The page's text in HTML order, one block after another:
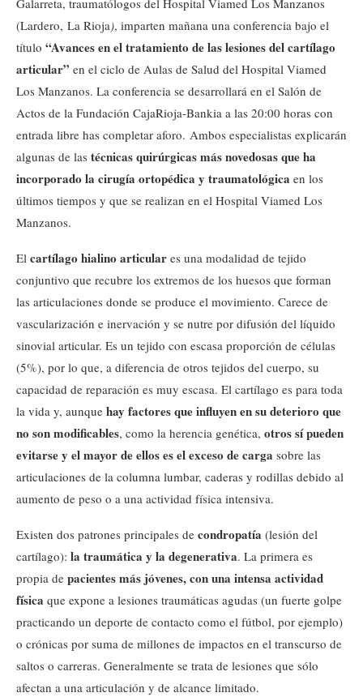
Galarreta, traumatólogos del Hospital Viamed Los Manzanos
(Lardero, La Rioja), imparten mañana una conferencia bajo el
título “Avances en el tratamiento de las lesiones del cartílago
articular” en el ciclo de Aulas de Salud del Hospital Viamed
Los Manzanos. La conferencia se desarrollará en el Salón de
Actos de la Fundación CajaRioja-Bankia a las 20:00 horas con
entrada libre has completar aforo. Ambos especialistas explicarán
algunas de las técnicas quirúrgicas más novedosas que ha
incorporado la cirugía ortopédica y traumatológica en los
últimos tiempos y que se realizan en el Hospital Viamed Los
Manzanos.
El cartílago hialino articular es una modalidad de tejido
conjuntivo que recubre los extremos de los huesos que forman
las articulaciones donde se produce el movimiento. Carece de
vascularización e inervación y se nutre por difusión del líquido
sinovial articular. Es un tejido con escasa proporción de células
(5%), por lo que, a diferencia de otros tejidos del cuerpo, su
capacidad de reparación es muy escasa. El cartílago es para toda
la vida y, aunque hay factores que influyen en su deterioro que
no son modificables, como la herencia genética, otros sí pueden
evitarse y el mayor de ellos es el exceso de carga sobre las
articulaciones de la columna lumbar, caderas y rodillas debido al
aumento de peso o a una actividad física intensiva.
Existen dos patrones principales de condropatía (lesión del
cartílago): la traumática y la degenerativa. La primera es
propia de pacientes más jóvenes, con una intensa actividad
física que expone a lesiones traumáticas agudas (un fuerte golpe
practicando un deporte de contacto como el fútbol, por ejemplo)
o crónicas por suma de millones de impactos en el transcurso de
saltos o carreras. Generalmente se trata de lesiones que sólo
afectan a una articulación y de alcance limitado.